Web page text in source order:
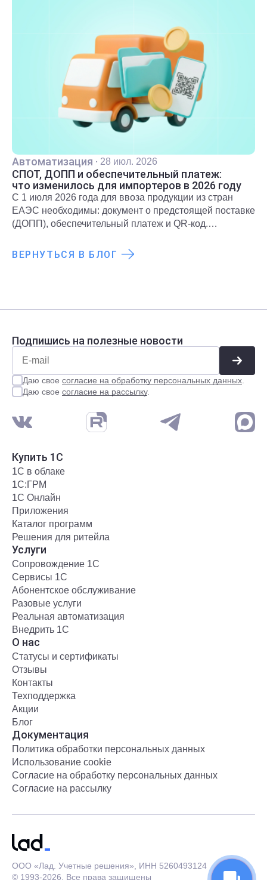
Автоматизация · 28 июл. 2026
СПОТ, ДОПП и обеспечительный платеж:
что изменилось для импортеров в 2026 году
С 1 июля 2026 года для ввоза продукции из стран
ЕАЭС необходимы: документ о предстоящей поставке
(ДОПП), обеспечительный платеж и QR-код.
рассказали в статье.
ВЕРНУТЬСЯ В БЛОГ
Подпишись на полезные новости
Даю свое согласие на обработку персональных данных
Даю свое согласие на рассылку.
Купить 1С
1С в облаке
1С:ГРМ
1С Онлайн
Приложения
Каталог программ
Решения для ритейла
Услуги
Сопровождение 1С
Сервисы 1С
Абонентское обслуживание
Разовые услуги
Реальная автоматизация
Внедрить 1С
О нас
Статусы и сертификаты
Отзывы
Контакты
Техподдержка
Акции
Блог
Документация
Политика обработки персональных данных
Использование cookie
Согласие на обработку персональных данных
Согласие на рассылку
ООО «Лад. Учетные решения», ИНН 5260493124
© 1993-2026. Все права защищены